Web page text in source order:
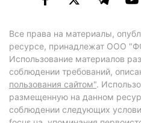
Все права на материалы,
ресурсе, принадлежат ООО
Использование материалов
соблюдении требований,
пользования сайтом".
размещенную на данном
соблюдении следующих